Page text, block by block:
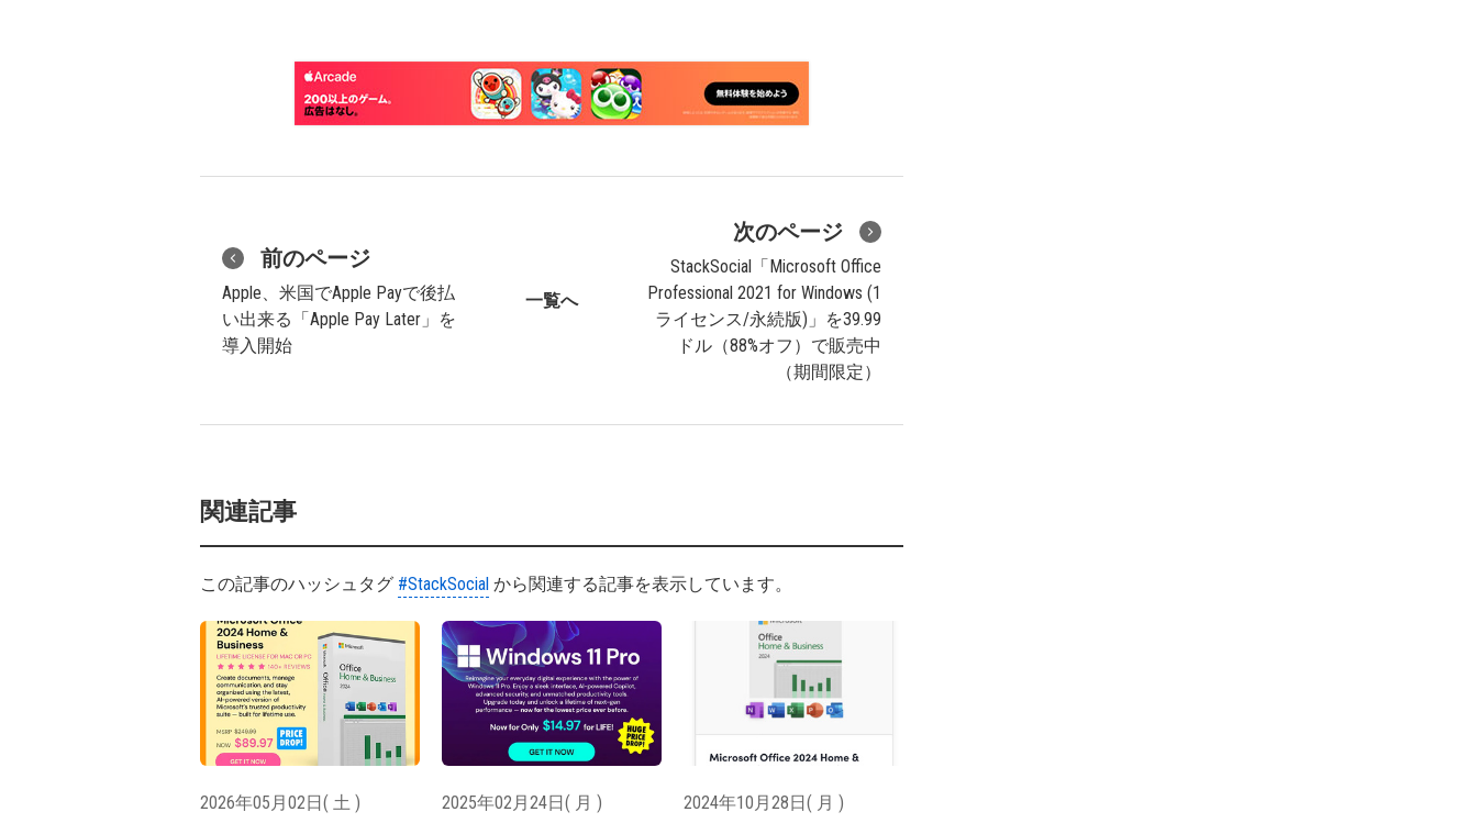
前のページ
Apple、米国でApple Payで後払
い出来る「Apple Pay Later」を
導入開始
一覧へ
次のページ
StackSocial「Microsoft Office
Professional 2021 for Windows (1
ライセンス/永続版)」を39.99
ドル（88%オフ）で販売中
（期間限定）
関連記事
この記事のハッシュタグ #StackSocial から関連する記事を表示しています。
2026年05月02日( 土 ) 2025年02月24日( 月 ) 2024年10月28日( 月 )